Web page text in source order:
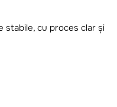
stabile, cu proces clar și